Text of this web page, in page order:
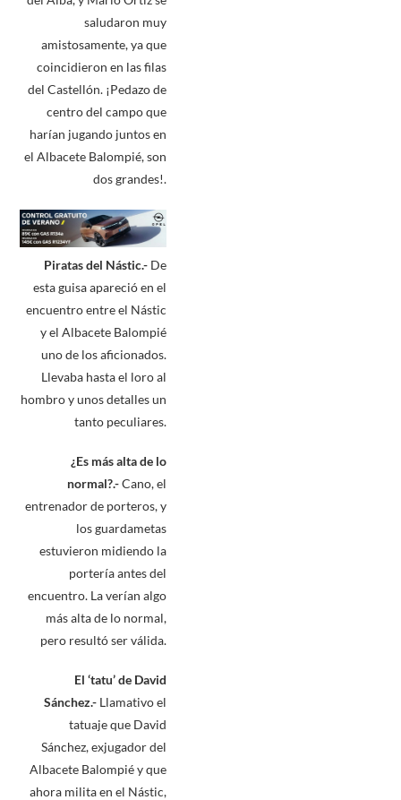
saludaron muy
amistosamente, ya que
coincidieron en las filas
del Castellón. ¡Pedazo de
centro del campo que
harían jugando juntos en
el Albacete Balompié, son
dos grandes!.
Piratas del Nástic.- De
esta guisa apareció en el
encuentro entre el Nástic
y el Albacete Balompié
uno de los aficionados.
Llevaba hasta el loro al
hombro y unos detalles un
tanto peculiares.
¿Es más alta de lo
normal?.-Cano, el
entrenador de porteros, y
los guardametas
estuvieron midiendo la
portería antes del
encuentro. La verían algo
más alta de lo normal,
pero resultó ser válida.
El ‘tatu’ de David
Sánchez.- Llamativo el
tatuaje que David
Sánchez, exjugador del
Albacete Balompié y que
ahora milita en el Nástic,